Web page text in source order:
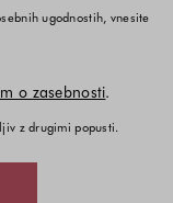
ugodnostih, vnesite
o zasebnosti.
z drugimi popusti.